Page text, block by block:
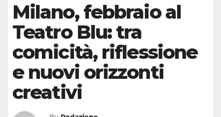
Milano, febbraio al
Teatro Blu: tra
comicità, riflessione
e nuovi orizzonti
creativi